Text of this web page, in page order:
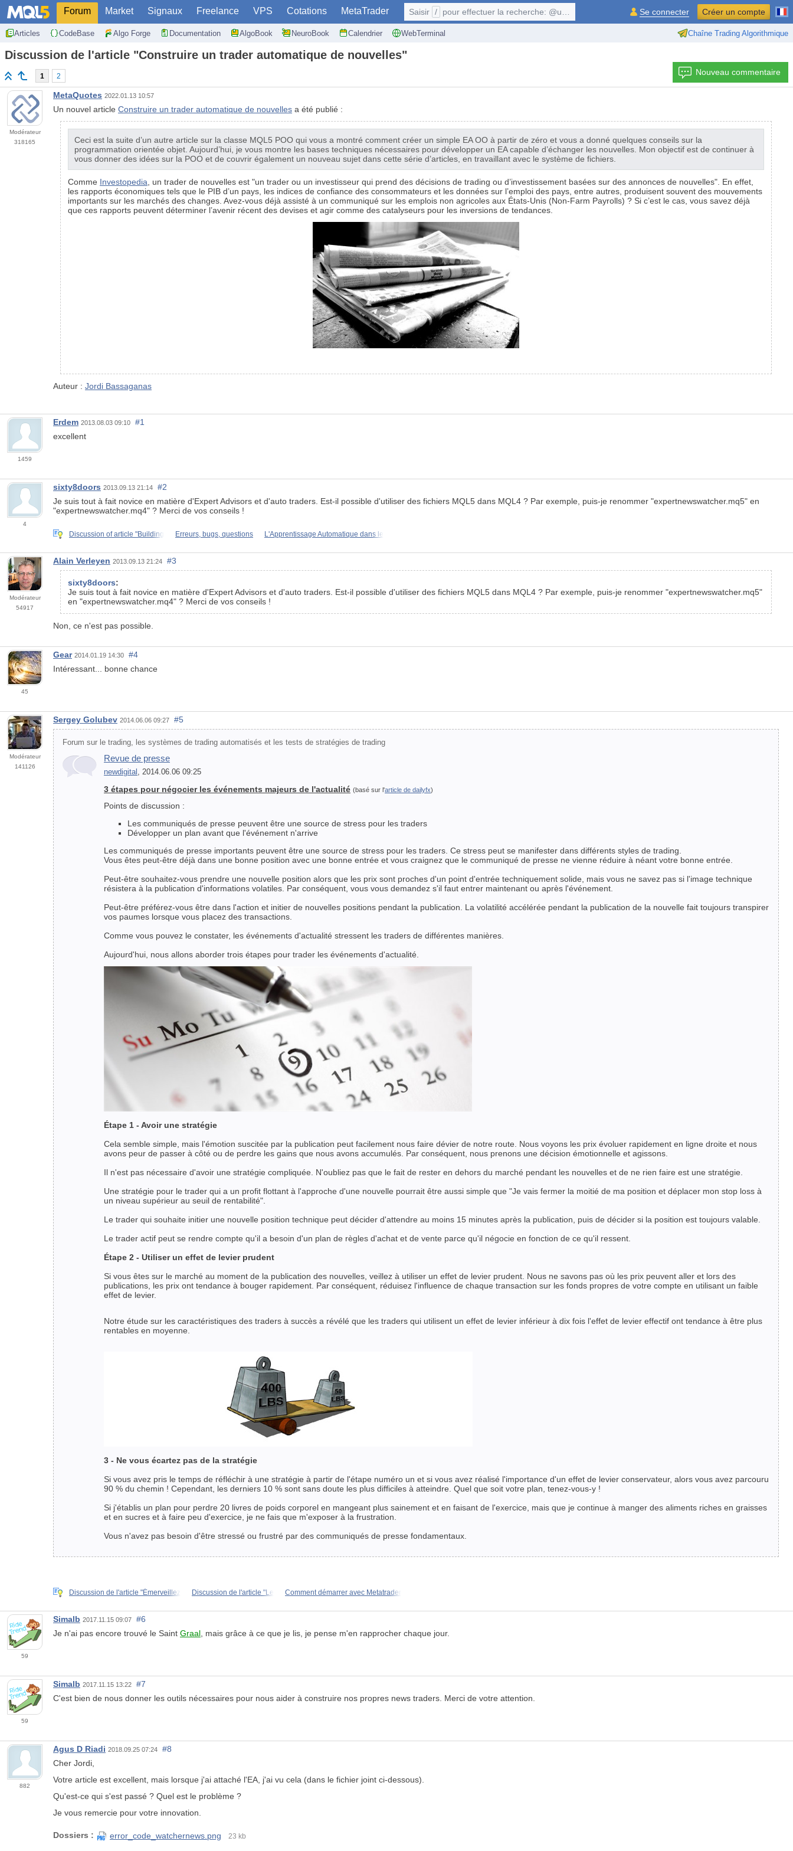
Forum Market Signaux Freelance VPS Cotations MetaTrader
Articles CodeBase Algo Forge Documentation AlgoBook NeuroBook Calendrier WebTerminal Chaîne Trading Algorithmique
Saisir / pour effectuer la recherche: @user, $symbol, ... Se connecter Créer un compte
Discussion de l'article "Construire un trader automatique de nouvelles"
1 2 Nouveau commentaire
Modérateur
318165
MetaQuotes 2022.01.13 10:57
Un nouvel article Construire un trader automatique de nouvelles a été publié :
Ceci est la suite d’un autre article sur la classe MQL5 POO qui vous a montré comment créer un simple EA OO à partir de zéro et vous a donné quelques conseils sur la
programmation orientée objet. Aujourd’hui, je vous montre les bases techniques nécessaires pour développer un EA capable d’échanger les nouvelles. Mon objectif est de continuer à
vous donner des idées sur la POO et de couvrir également un nouveau sujet dans cette série d’articles, en travaillant avec le système de fichiers.
Comme Investopedia, un trader de nouvelles est "un trader ou un investisseur qui prend des décisions de trading ou d’investissement basées sur des annonces de nouvelles". En effet,
les rapports économiques tels que le PIB d’un pays, les indices de confiance des consommateurs et les données sur l’emploi des pays, entre autres, produisent souvent des mouvements
importants sur les marchés des changes. Avez-vous déjà assisté à un communiqué sur les emplois non agricoles aux États-Unis (Non-Farm Payrolls) ? Si c’est le cas, vous savez déjà
que ces rapports peuvent déterminer l’avenir récent des devises et agir comme des catalyseurs pour les inversions de tendances.
Auteur : Jordi Bassaganas
1459
Erdem 2013.08.03 09:10
#1
excellent
4
sixty8doors 2013.09.13 21:14
#2
Je suis tout à fait novice en matière d'Expert Advisors et d'auto traders. Est-il possible d'utiliser des fichiers MQL5 dans MQL4 ? Par exemple, puis-je renommer "expertnewswatcher.mq5" en
"expertnewswatcher.mq4" ? Merci de vos conseils !
Discussion of article "Building Erreurs, bugs, questions L'Apprentissage Automatique dans le
Modérateur
54917
Alain Verleyen 2013.09.13 21:24 #3
sixty8doors:
Je suis tout à fait novice en matière d'Expert Advisors et d'auto traders. Est-il possible d'utiliser des fichiers MQL5 dans MQL4 ? Par exemple, puis-je renommer "expertnewswatcher.mq5"
en "expertnewswatcher.mq4" ? Merci de vos conseils !
Non, ce n'est pas possible.
45
Gear 2014.01.19 14:30
#4
Intéressant... bonne chance
Modérateur
141126
Sergey Golubev 2014.06.06 09:27 #5
Forum sur le trading, les systèmes de trading automatisés et les tests de stratégies de trading
Revue de presse
newdigital , 2014.06.06 09:25
3 étapes pour négocier les événements majeurs de l'actualité (basé sur l'article de dailyfx)
Points de discussion :
Les communiqués de presse peuvent être une source de stress pour les traders
Développer un plan avant que l'événement n'arrive
Les communiqués de presse importants peuvent être une source de stress pour les traders. Ce stress peut se manifester dans différents styles de trading.
Vous êtes peut-être déjà dans une bonne position avec une bonne entrée et vous craignez que le communiqué de presse ne vienne réduire à néant votre bonne entrée.
Peut-être souhaitez-vous prendre une nouvelle position alors que les prix sont proches d'un point d'entrée techniquement solide, mais vous ne savez pas si l'image technique
résistera à la publication d'informations volatiles. Par conséquent, vous vous demandez s'il faut entrer maintenant ou après l'événement.
Peut-être préférez-vous être dans l'action et initier de nouvelles positions pendant la publication. La volatilité accélérée pendant la publication de la nouvelle fait toujours transpirer
vos paumes lorsque vous placez des transactions.
Comme vous pouvez le constater, les événements d'actualité stressent les traders de différentes manières.
Aujourd'hui, nous allons aborder trois étapes pour trader les événements d'actualité.
Étape 1 - Avoir une stratégie
Cela semble simple, mais l'émotion suscitée par la publication peut facilement nous faire dévier de notre route. Nous voyons les prix évoluer rapidement en ligne droite et nous
avons peur de passer à côté ou de perdre les gains que nous avons accumulés. Par conséquent, nous prenons une décision émotionnelle et agissons.
Il n'est pas nécessaire d'avoir une stratégie compliquée. N'oubliez pas que le fait de rester en dehors du marché pendant les nouvelles et de ne rien faire est une stratégie.
Une stratégie pour le trader qui a un profit flottant à l'approche d'une nouvelle pourrait être aussi simple que "Je vais fermer la moitié de ma position et déplacer mon stop loss à
un niveau supérieur au seuil de rentabilité".
Le trader qui souhaite initier une nouvelle position technique peut décider d'attendre au moins 15 minutes après la publication, puis de décider si la position est toujours valable.
Le trader actif peut se rendre compte qu'il a besoin d'un plan de règles d'achat et de vente parce qu'il négocie en fonction de ce qu'il ressent.
Étape 2 - Utiliser un effet de levier prudent
Si vous êtes sur le marché au moment de la publication des nouvelles, veillez à utiliser un effet de levier prudent. Nous ne savons pas où les prix peuvent aller et lors des
publications, les prix ont tendance à bouger rapidement. Par conséquent, réduisez l'influence de chaque transaction sur les fonds propres de votre compte en utilisant un faible
effet de levier.
Notre étude sur les caractéristiques des traders à succès a révélé que les traders qui utilisent un effet de levier inférieur à dix fois l'effet de levier effectif ont tendance à être plus
rentables en moyenne.
3 - Ne vous écartez pas de la stratégie
Si vous avez pris le temps de réfléchir à une stratégie à partir de l'étape numéro un et si vous avez réalisé l'importance d'un effet de levier conservateur, alors vous avez parcouru
90 % du chemin ! Cependant, les derniers 10 % sont sans doute les plus difficiles à atteindre. Quel que soit votre plan, tenez-vous-y !
Si j'établis un plan pour perdre 20 livres de poids corporel en mangeant plus sainement et en faisant de l'exercice, mais que je continue à manger des aliments riches en graisses
et en sucres et à faire peu d'exercice, je ne fais que m'exposer à la frustration.
Vous n'avez pas besoin d'être stressé ou frustré par des communiqués de presse fondamentaux.
Discussion de l'article "Émerveillez Discussion de l'article "Le Comment démarrer avec Metatrader
59
Simalb 2017.11.15 09:07
#6
Je n'ai pas encore trouvé le Saint Graal , mais grâce à ce que je lis, je pense m'en rapprocher chaque jour.
59
Simalb 2017.11.15 13:22
#7
C'est bien de nous donner les outils nécessaires pour nous aider à construire nos propres news traders. Merci de votre attention.
882
Agus D Riadi 2018.09.25 07:24
#8
Cher Jordi,
Votre article est excellent, mais lorsque j'ai attaché l'EA, j'ai vu cela (dans le fichier joint ci-dessous).
Qu'est-ce qui s'est passé ? Quel est le problème ?
Je vous remercie pour votre innovation.
Dossiers : error_code_watchernews.png 23 kb